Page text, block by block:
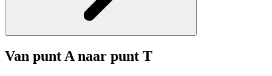
Van punt A naar punt T